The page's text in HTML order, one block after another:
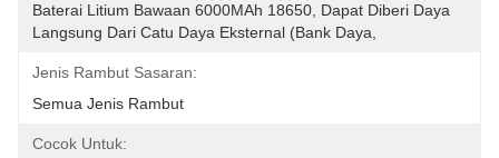
Baterai Litium Bawaan 6000MAh 18650, Dapat Diberi Daya
Langsung Dari Catu Daya Eksternal (bank Daya,
Jenis Rambut Sasaran:
Semua Jenis Rambut
Cocok Untuk: